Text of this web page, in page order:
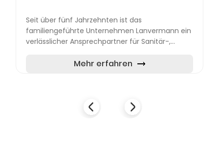
Seit über fünf Jahrzehnten ist das
familiengeführte Unternehmen Lanvermann ein
verlässlicher Ansprechpartner für Sanitär-,
Region Borken-Marbeck. Mit umfa...
Mehr erfahren